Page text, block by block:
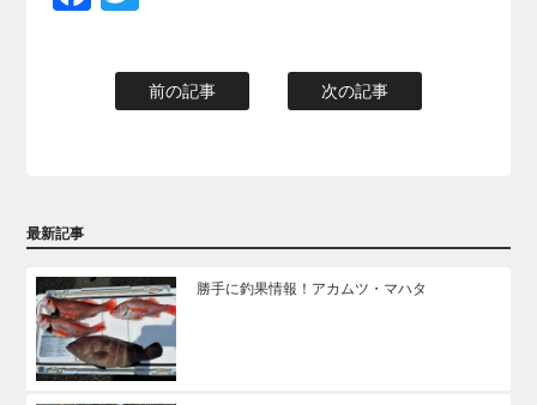
前の記事 次の記事
最新記事
勝手に釣果情報！アカムツ・マハタ